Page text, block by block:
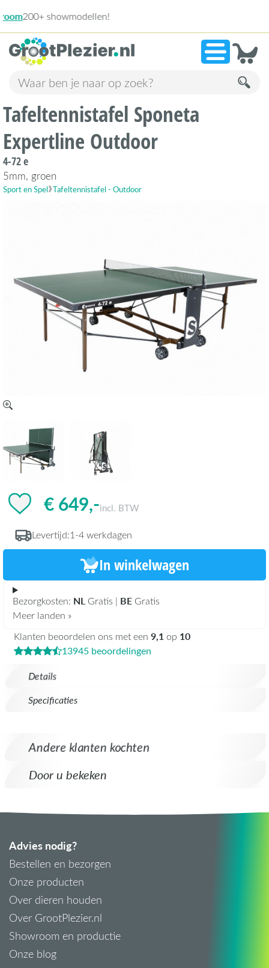
»13.945
Tafeltennistafel Sponeta
Expertline Outdoor
4-72 e
5mm, groen
Sport en Spel Tafeltennistafel - Outdoor
Details
Specificaties
€ 649,-incl. BTW
Levertijd:1-4 werkdagen
In winkelwagen
Bezorgkosten: NL Gratis | BE Gratis
Meer landen »
Klanten beoordelen ons met een 9,1 op 10
13945 beoordelingen
Andere klanten kochten
Door u bekeken
Advies nodig?
Bestellen en bezorgen
Onze producten
Over dieren houden
Over GrootPlezier.nl
Showroom en productie
Onze blog